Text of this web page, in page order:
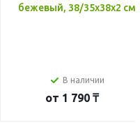
бежевый, 38/35x38x2 см
В наличии
от 1 790 ₸